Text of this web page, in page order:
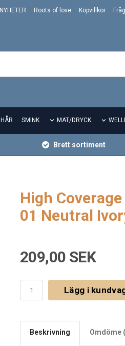
NYHETER Roots of love Köpvillkor
HÅR SMINK MAT/DRYCK
Brett sortiment
High
01 Neutral
209,00 SEK
Lägg i
Beskrivning Omdöme